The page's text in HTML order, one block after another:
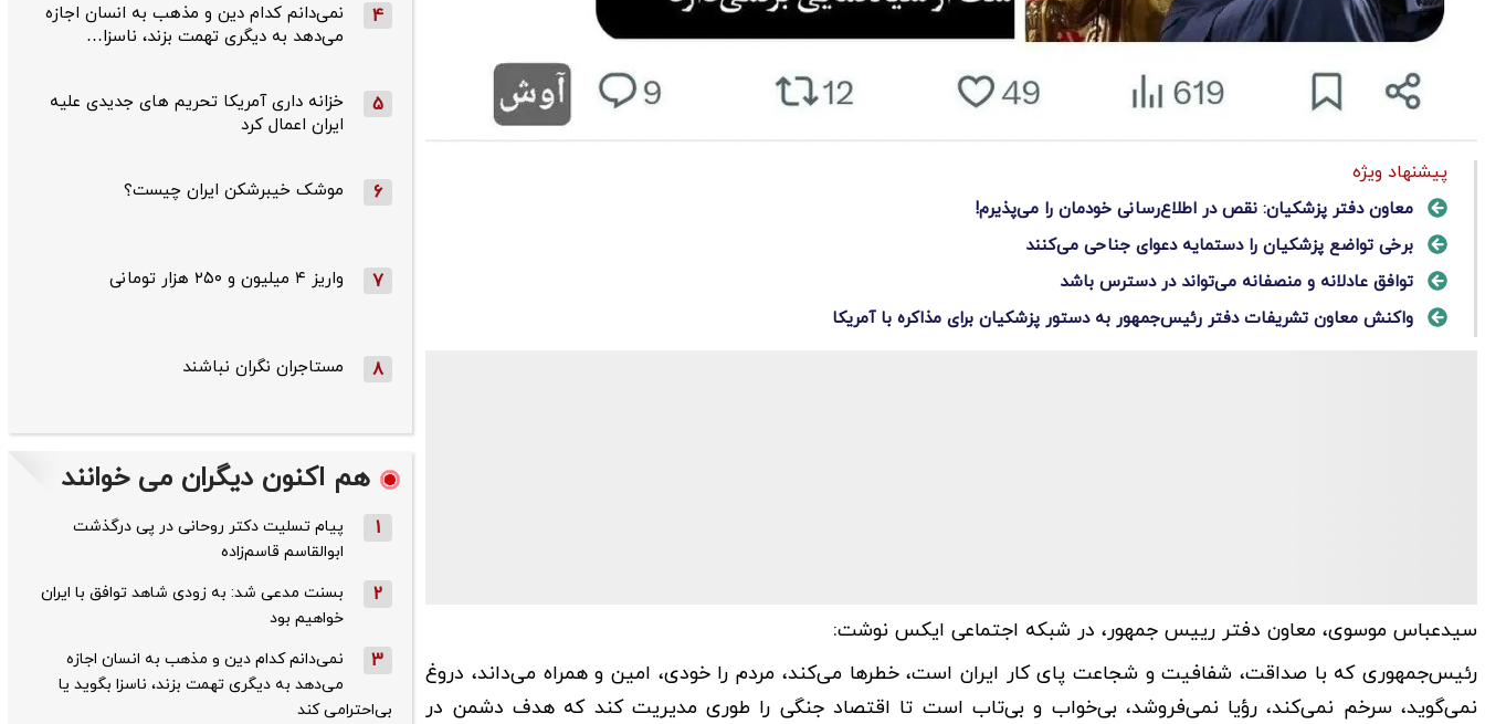
پیشنهاد ویژه
معاون دفتر پزشکیان: نقص در اطلاع‌رسانی خودمان را می‌پذیرم!
برخی تواضع پزشکیان را دستمایه دعوای جناحی می‌کنند
توافق عادلانه و منصفانه می‌تواند در دسترس باشد
واکنش معاون تشریفات دفتر رئیس‌جمهور به دستور پزشکیان برای مذاکره با آمریکا
سیدعباس موسوی، معاون دفتر رییس جمهور، در شبکه اجتماعی ایکس نوشت:
رئیس‌جمهوری که با صداقت، شفافیت و شجاعت پای کار ایران است، خطرها می‌کند، مردم را خودی، امین و همراه می‌داند، دروغ
نمی‌گوید، سرخم نمی‌کند، رؤیا نمی‌فروشد، بی‌خواب و بی‌تاب است تا اقتصاد جنگی را طوری مدیریت کند که هدف دشمن در
4
نمی‌دانم کدام دین و مذهب به انسان اجازه
می‌دهد به دیگری تهمت بزند، ناسزا…
5
خزانه داری آمریکا تحریم های جدیدی علیه
ایران اعمال کرد
6 موشک خیبرشکن ایران چیست؟
7 واریز ۴ میلیون و ۲۵۰ هزار تومانی
8 مستاجران نگران نباشند
هم اکنون دیگران می خوانند
1
پیام تسلیت دکتر روحانی در پی درگذشت
ابوالقاسم قاسم‌زاده
2
بسنت مدعی شد: به زودی شاهد توافق با ایران
خواهیم بود
3
نمی‌دانم کدام دین و مذهب به انسان اجازه
می‌دهد به دیگری تهمت بزند، ناسزا بگوید یا
بی‌احترامی کند